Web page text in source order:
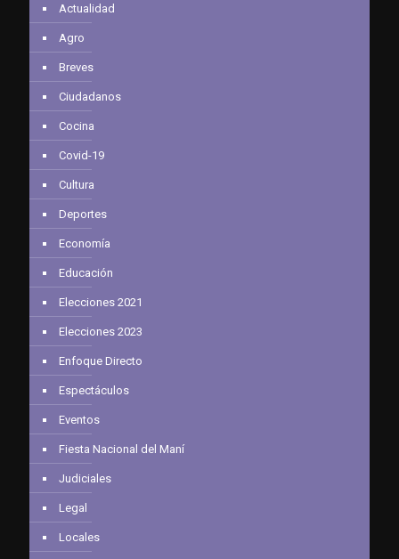
Actualidad
Agro
Breves
Ciudadanos
Cocina
Covid-19
Cultura
Deportes
Economía
Educación
Elecciones 2021
Elecciones 2023
Enfoque Directo
Espectáculos
Eventos
Fiesta Nacional del Maní
Judiciales
Legal
Locales